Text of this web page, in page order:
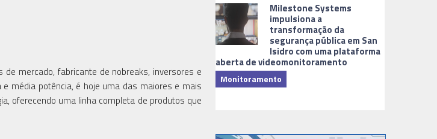
mercado, fabricante de nobreaks, inversores e
média potência, é hoje uma das maiores e mais
oferecendo uma linha completa de produtos que
Milestone Systems
impulsiona a
transformação da
segurança pública em San
Isidro com uma plataforma
aberta de videomonitoramento
Monitoramento